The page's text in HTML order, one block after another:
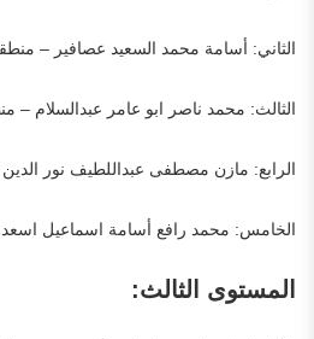
الثاني: أسامة محمد السعيد عصافير –
الثالث: محمد ناصر ابو عامر عبدالسلام –
الرابع: مازن مصطفى عبداللطيف نور
الخامس: محمد رافع أسامة اسماعيل
المستوى الثالث: